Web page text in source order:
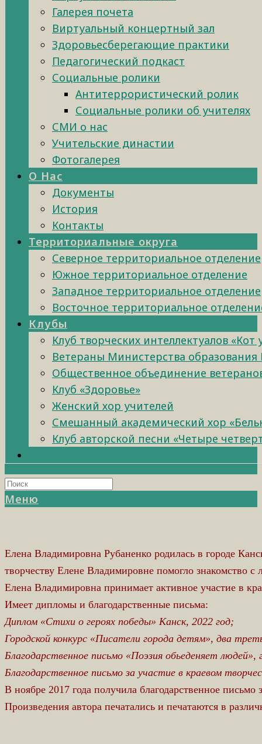
Галерея почета
Виртуальный концертный зал
Здоровьесберегающие практики
Педагогический подкаст
Социальные ролики
Антитеррористический ролик
Социальные ролики об учителях
СМИ о нас
Учительские династии
Фотогалерея
О Нас
Документы
История
Контакты
Территориальные округа
Северное территориальное отделение
Южное территориальное отделение
Западное территориальное отделение
Восточное территориальное
Клубы
Клуб творческих интеллектуалов «Кот
Ветераны Министерства образования
Общественное объединение
Клуб «Здоровье»
Женский хор учителей
Смешанный академический хор
Клуб авторской песни «Четыре
Меню
Елена Владимировна Рубаненко родилась в городе
творчеству Елене Владимировне помогло знакомство
Елена Владимировна принимает активное участие в
Имеет дипломы и благодарственные письма:
Диплом «Стихи о героях победы» Канск, 2022 год;
Городской конкурс «Писатели города детям», два
Благодарственное письмо «Поэзия обьеденяет
Благодарственное письмо за участие в краевом
В ноябре 2017 года получила благодарственное
Произведения автора печатались и печатаются в